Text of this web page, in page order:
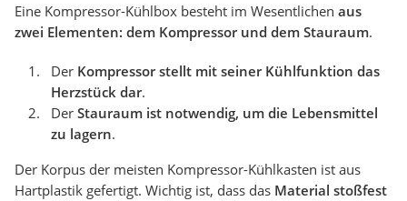
Eine Kompressor-Kühlbox besteht im Wesentlichen aus
zwei Elementen: dem Kompressor und dem Stauraum.
Der Kompressor stellt mit seiner Kühlfunktion das
Herzstück dar.
Der Stauraum ist notwendig, um die Lebensmittel
zu lagern.
Der Korpus der meisten Kompressor-Kühlkasten ist aus
Hartplastik gefertigt. Wichtig ist, dass das Material stoßfest